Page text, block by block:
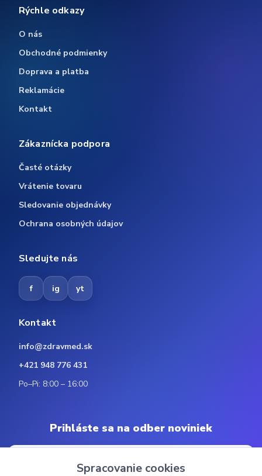
Rýchle odkazy
O nás
Obchodné podmienky
Doprava a platba
Reklamácie
Kontakt
Zákaznícka podpora
Časté otázky
Vrátenie tovaru
Sledovanie objednávky
Ochrana osobných údajov
Sledujte nás
f ig yt
Kontakt
info@zdravmed.sk
+421 948 776 431
Po–Pi: 8:00 – 16:00
Prihláste sa na odber noviniek
Spracovanie cookies